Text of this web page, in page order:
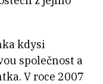
kdysi
společnost a
V roce 2007